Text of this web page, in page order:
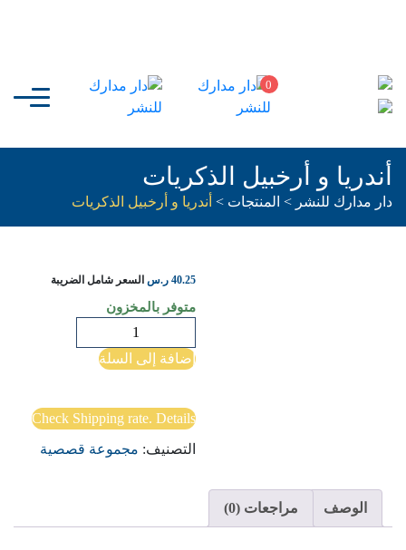
0
أندريا و أرخبيل الذكريات
دار مدارك للنشر > المنتجات > أندريا و أرخبيل الذكريات
40.25 ر.س السعر شامل الضريبة
متوفر بالمخزون
أندريا
و
الذكريات
إضافة إلى السلة
Check Shipping rate. Details
التصنيف: مجموعة قصصية
الوصف مراجعات (0)